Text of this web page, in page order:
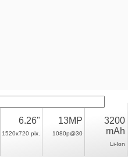
6.26"
1520x720 pix.
13MP
1080p@30
3200
mAh
Li-Ion